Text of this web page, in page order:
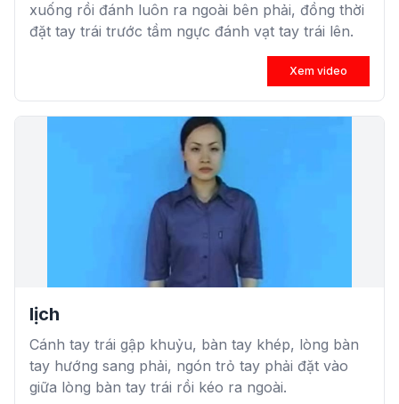
xuống rồi đánh luôn ra ngoài bên phải, đồng thời
đặt tay trái trước tầm ngực đánh vạt tay trái lên.
Xem video
lịch
Cánh tay trái gập khuỷu, bàn tay khép, lòng bàn
tay hướng sang phải, ngón trỏ tay phải đặt vào
giữa lòng bàn tay trái rồi kéo ra ngoài.